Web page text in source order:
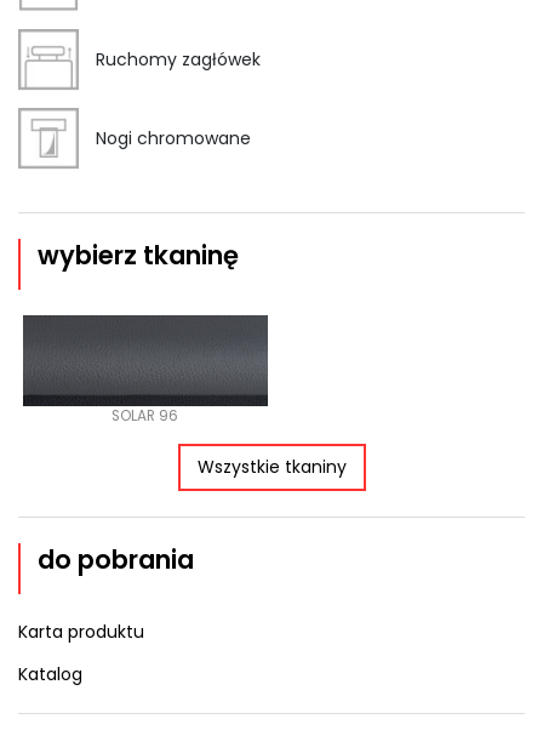
Ruchomy zagłówek
Nogi chromowane
wybierz tkaninę
SOLAR 96
Wszystkie tkaniny
do pobrania
Karta produktu
Katalog